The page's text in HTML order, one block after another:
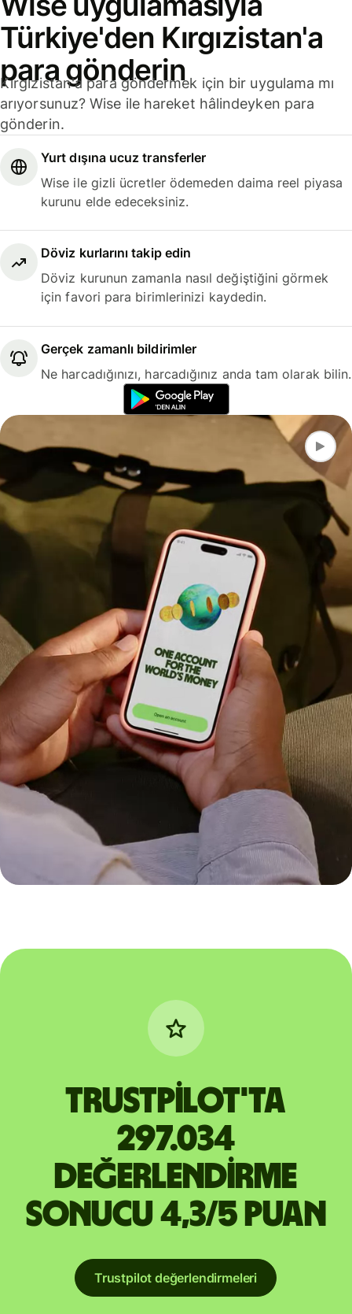
Türkiye'den Kırgızistan'a
para gönderin
Kırgızistan'a para göndermek için bir uygulama mı
arıyorsunuz? Wise ile hareket hâlindeyken para
gönderin.
Yurt dışına ucuz transferler
Wise ile gizli ücretler ödemeden daima reel piyasa
kurunu elde edeceksiniz.
Döviz kurlarını takip edin
Döviz kurunun zamanla nasıl değiştiğini görmek
için favori para birimlerinizi kaydedin.
Gerçek zamanlı bildirimler
Ne harcadığınızı, harcadığınız anda tam olarak bilin.
Trustpilot'ta
297.034
değerlendirme
sonucu 4,3/5 puan
Trustpilot değerlendirmeleri